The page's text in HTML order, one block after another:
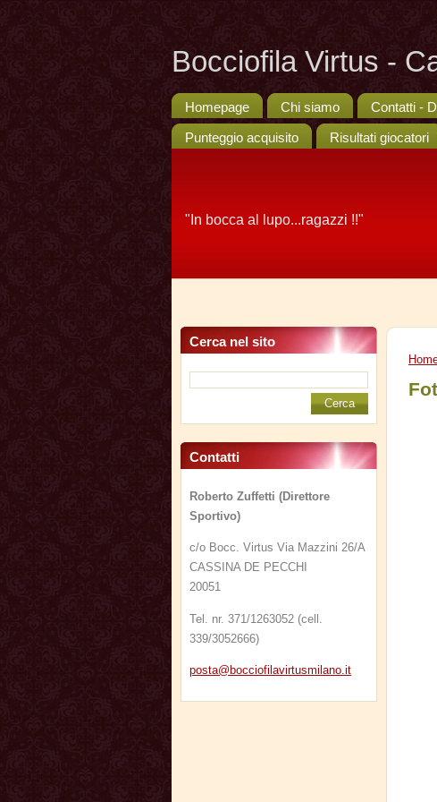
Bocciofila Virtus -
Homepage Chi siamo Contatti -
Punteggio acquisito Risultati giocatori
"In bocca al lupo...ragazzi !!"
Cerca nel sito
Contatti
Roberto Zuffetti (Direttore
Sportivo)
c/o Bocc. Virtus Via Mazzini 26/A
CASSINA DE PECCHI
20051
Tel. nr. 371/1263052 (cell.
339/3052666)
posta@bocciofilavirtusmi lano.it